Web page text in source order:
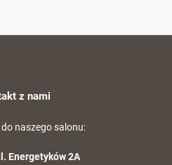
z nami
naszego salonu:
Energetyków 2A